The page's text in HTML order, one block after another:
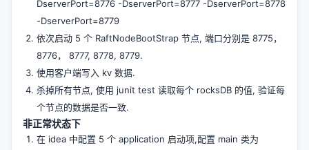
DserverPort=8776 -DserverPort=8777 -DserverPort=8778
-DserverPort=8779
依次启动 5 个 RaftNodeBootStrap 节点, 端口分别是 8775，
8776， 8777, 8778, 8779.
使用客户端写入 kv 数据.
杀掉所有节点, 使用 junit test 读取每个 rocksDB 的值, 验证每
个节点的数据是否一致.
非正常状态下
在 idea 中配置 5 个 application 启动项,配置 main 类为